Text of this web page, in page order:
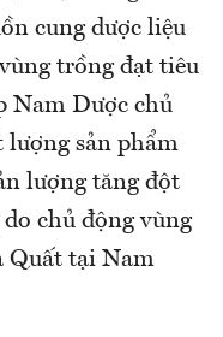
cung dược liệu
trồng đạt tiêu
Nam Dược chủ
lượng sản phẩm
lượng tăng đột
chủ động vùng
Quất tại Nam